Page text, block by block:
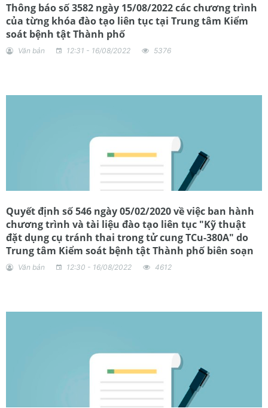
Thông báo số 3582 ngày 15/08/2022 các chương trình
của từng khóa đào tạo liên tục tại Trung tâm Kiểm
soát bệnh tật Thành phố
Văn bản 12:31 - 16/08/2022 5376
Quyết định số 546 ngày 05/02/2020 về việc ban hành
chương trình và tài liệu đào tạo liên tục "Kỹ thuật
đặt dụng cụ tránh thai trong tử cung TCu-380A" do
Trung tâm Kiểm soát bệnh tật Thành phố biên soạn
Văn bản 12:30 - 16/08/2022 4612